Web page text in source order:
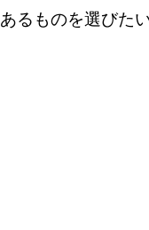
るものを選びた